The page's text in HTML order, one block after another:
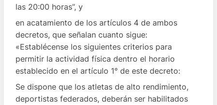
las 20:00 horas”, y
en acatamiento de los artículos 4 de ambos
decretos, que señalan cuanto sigue:
«Establécense los siguientes criterios para
permitir la actividad física dentro el horario
establecido en el artículo 1° de este decreto:
Se dispone que los atletas de alto rendimiento,
deportistas federados, deberán ser habilitados